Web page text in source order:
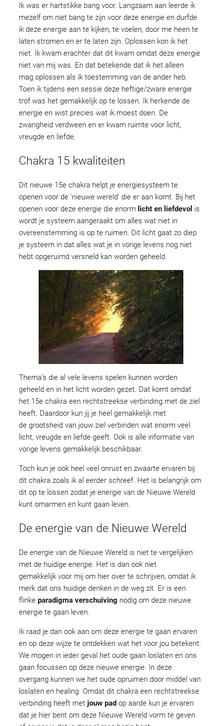
Ik was er hartstikke bang voor. Langzaam aan leerde ik
mezelf om niet bang te zijn voor deze energie en durfde
ik deze energie aan te kijken, te voelen, door me heen te
laten stromen en er te laten zijn. Oplossen kon ik het
niet. Ik kwam erachter dat dit kwam omdat deze energie
niet van mij was. En dat betekende dat ik het alleen
mag oplossen als ik toestemming van de ander heb.
Toen ik tijdens een sessie deze heftige/zware energie
trof was het gemakkelijk op te lossen. Ik herkende de
energie en wist precies wat ik moest doen. De
zwarigheid verdween en er kwam ruimte voor licht,
vreugde en liefde.
Chakra 15 kwaliteiten
Dit nieuwe 15e chakra helpt je energiesysteem te
openen voor de ‘nieuwe wereld’ die er aan komt. Bij het
openen voor deze energie die enorm licht en liefdevol is
wordt je systeem aangeraakt om alles wat niet in
overeenstemming is op te ruimen. Dit licht gaat zo diep
je systeem in dat alles wat je in vorige levens nog niet
hebt opgeruimd versneld kan worden geheeld.
Thema’s die al vele levens spelen kunnen worden
geheeld en in het licht worden gezet. Dat komt omdat
het 15e chakra een rechtstreekse verbinding met de ziel
heeft. Daardoor kun jij je heel gemakkelijk met
de grootsheid van jouw ziel verbinden wat enorm veel
licht, vreugde en liefde geeft. Ook is alle informatie van
vorige levens gemakkelijk beschikbaar.
Toch kun je ook heel veel onrust en zwaarte ervaren bij
dit chakra zoals ik al eerder schreef. Het is belangrijk om
dit op te lossen zodat je energie van de Nieuwe Wereld
kunt omarmen en kunt gaan leven.
De energie van de Nieuwe Wereld
De energie van de Nieuwe Wereld is niet te vergelijken
met de huidige energie. Het is dan ook niet
gemakkelijk voor mij om hier over te schrijven, omdat ik
merk dat ons huidige denken in de weg zit. Er is een
flinke paradigma verschuiving nodig om deze nieuwe
energie te gaan leven.
Ik raad je dan ook aan om deze energie te gaan ervaren
en op deze wijze te ontdekken wat het voor jou betekent.
We mogen in ieder geval het oude gaan loslaten en ons
gaan focussen op deze nieuwe energie. In deze
overgang kunnen we het oude opruimen door middel van
loslaten en healing. Omdat dit chakra een rechtstreekse
verbinding heeft met jouw pad op aarde kun je ervaren
dat je hier bent om deze Nieuwe Wereld vorm te geven